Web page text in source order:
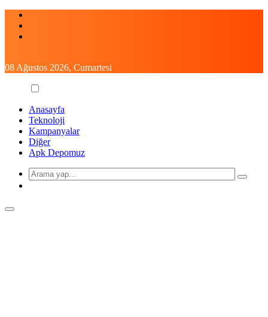
Skip
content
08 Ağustos 2026, Cumartesi
Anasayfa
Teknoloji
Kampanyalar
Diğer
Apk Depomuz